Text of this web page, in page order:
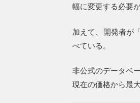
幅に変更する必要
加えて、開発者が
べている。
非公式のデータベ
現在の価格から最